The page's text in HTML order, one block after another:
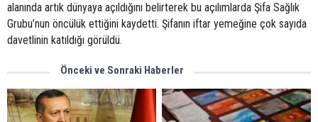
alanında artık dünyaya açıldığını belirterek bu açılımlarda Şifa Sağlık
Grubu’nun öncülük ettiğini kaydetti. Şifanın iftar yemeğine çok sayıda
davetlinin katıldığı görüldü.
Önceki ve Sonraki Haberler